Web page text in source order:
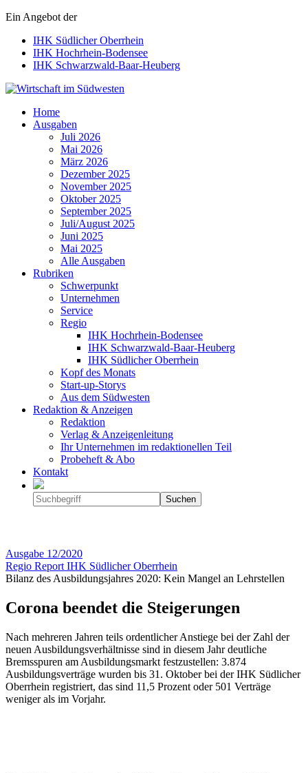
Ein Angebot der
IHK Südlicher Oberrhein
IHK Hochrhein-Bodensee
IHK Schwarzwald-Baar-Heuberg
Wirtschaft im Südwesten
Home
Ausgaben
Juli 2026
Mai 2026
März 2026
Dezember 2025
November 2025
Oktober 2025
September 2025
Juli/August 2025
Juni 2025
Mai 2025
Alle Ausgaben
Rubriken
Schwerpunkt
Unternehmen
Service
Regio
IHK Hochrhein-Bodensee
IHK Schwarzwald-Baar-Heuberg
IHK Südlicher Oberrhein
Kopf des Monats
Start-up-Storys
Aus dem Südwesten
Redaktion & Anzeigen
Redaktion
Verlag & Anzeigenleitung
Ihr Unternehmen im redaktionellen Teil
Probeheft & Abo
Kontakt
Ausgabe 12/2020
Regio Report IHK Südlicher Oberrhein
Bilanz des Ausbildungsjahres 2020: Kein Mangel an Lehrstellen
Corona beendet die Steigerungen
Nach mehreren Jahren teils ordentlicher Anstiege bei der Zahl der
neuen Ausbildungsverhältnisse sind in diesem Jahr deutliche
Bremsspuren am Ausbildungsmarkt festzustellen: 3.874
Ausbildungsverträge wurden bis 31. Oktober bei der IHK Südlicher
Oberrhein registriert, das sind 11,5 Prozent oder 501 Verträge
weniger als im Vorjahr.